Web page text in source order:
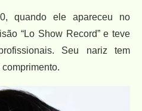
quando ele apareceu no
“Lo Show Record” e teve
Seu nariz tem